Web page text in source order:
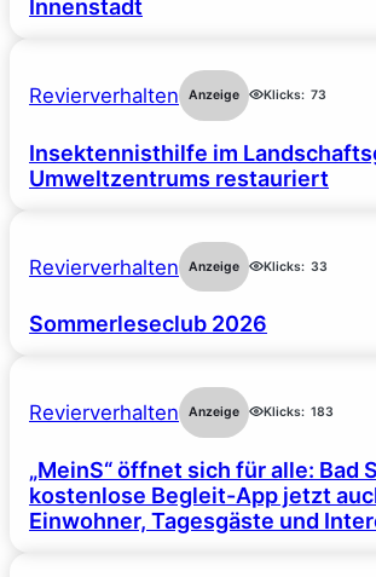
Innenstadt
Revierverhalten Anzeige Klicks: 73
Insektennisthilfe im
Umweltzentrums restauriert
Revierverhalten Anzeige Klicks: 33
Sommerleseclub 2026
Revierverhalten Anzeige Klicks: 183
„MeinS“ öffnet sich für alle: Bad
kostenlose Begleit-App jetzt
Einwohner, Tagesgäste und